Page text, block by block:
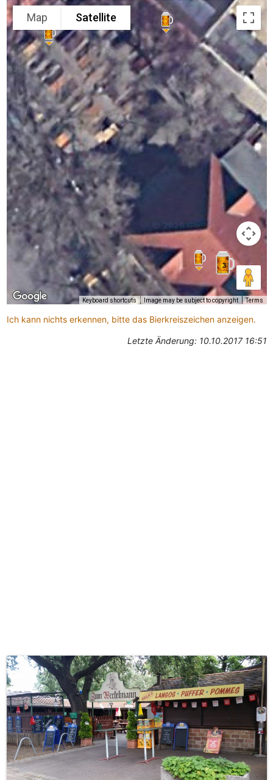
3
Map Satellite
Keyboard shortcuts Image may be subject to copyright Terms
Ich kann nichts erkennen, bitte das Bierkreiszeichen anzeigen.
Letzte Änderung: 10.10.2017 16:51